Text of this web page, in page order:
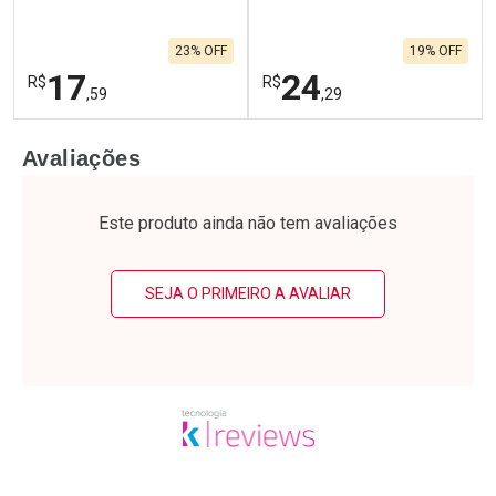
R$17,59
23% OFF
Laboratório
Por Menos
R$24,29
19% OFF
Laboratório
Por Menos
Avaliações
Este produto ainda não tem avaliações
SEJA O PRIMEIRO A AVALIAR